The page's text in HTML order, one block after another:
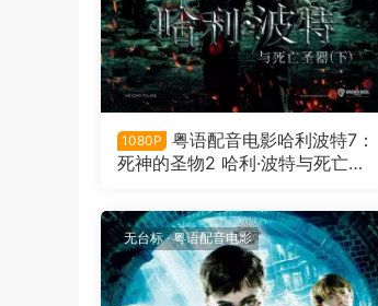
1080P
粤语配音电影哈利波特7：
死神的圣物2 哈利·波特与死亡圣
athly Hallows: Part 2
无台标·粤语配音电影